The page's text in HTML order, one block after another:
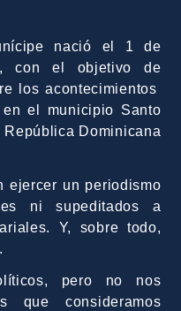
nació el 1 de
con el objetivo de
los acontecimientos
el municipio Santo
Dominicana
ejercer un periodismo
ni supeditados a
Y, sobre todo,
pero no nos
que consideramos